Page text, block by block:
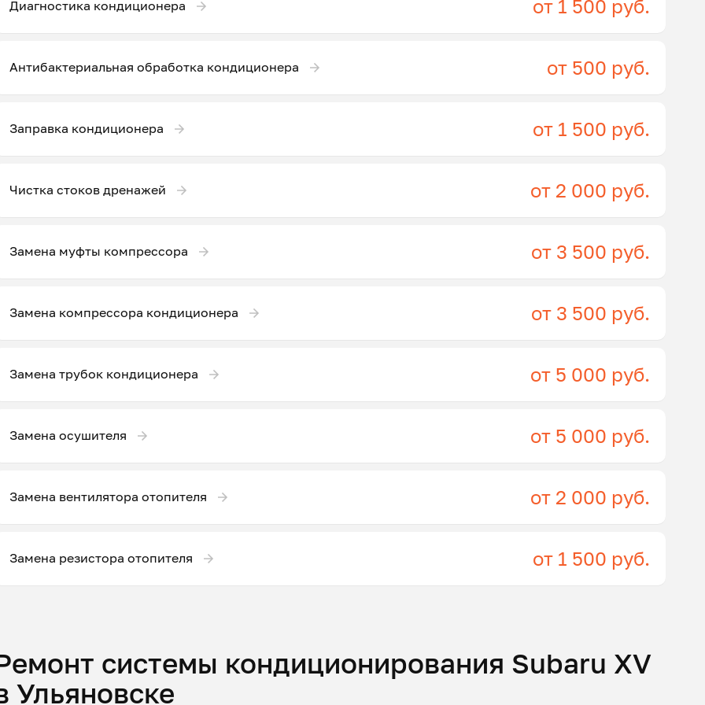
Диагностика кондиционера от 1 500 руб.
Антибактериальная обработка кондиционера от 500 руб.
Заправка кондиционера от 1 500 руб.
Чистка стоков дренажей от 2 000 руб.
Замена муфты компрессора от 3 500 руб.
Замена компрессора кондиционера от 3 500 руб.
Замена трубок кондиционера от 5 000 руб.
Замена осушителя от 5 000 руб.
Замена вентилятора отопителя от 2 000 руб.
Замена резистора отопителя от 1 500 руб.
системы кондиционирования Subaru XV
Ульяновске